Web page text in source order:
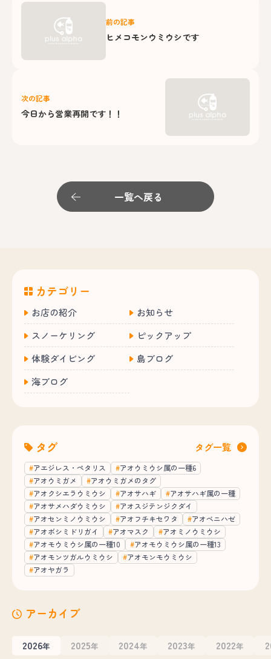
前の記事
ヒメコモンウミウシです
次の記事
今日から営業再開です！！
一覧へ戻る
カテゴリー
お店の紹介
お知らせ
スノーケリング
ピックアップ
体験ダイビング
島ブログ
海ブログ
タグ タグ一覧
アエジレス・ペタリス
アオウミウシ属の一種6
アオウミガメ
アオウミガメのタグ
アオクシエラウミウシ
アオサハギ
アオサハギ属の一種
アオサメハダウミウシ
アオスジテンジクダイ
アオセンミノウミウシ
アオフチキセワタ
アオベニハゼ
アオボシミドリガイ
アオマスク
アオミノウミウシ
アオモウミウシ属の一種10
アオモウミウシ属の一種13
アオモンツガルウミウシ
アオモンモウミウシ
アオヤガラ
アーカイブ
2026年 2025年 2024年 2023年 2022年